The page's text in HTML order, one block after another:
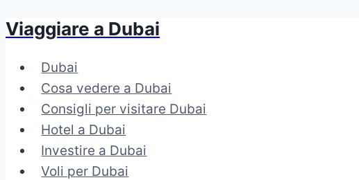
Salta
contenuto
Viaggiare a Dubai
Dubai
Cosa vedere a Dubai
Consigli per visitare Dubai
Hotel a Dubai
Investire a Dubai
Voli per Dubai